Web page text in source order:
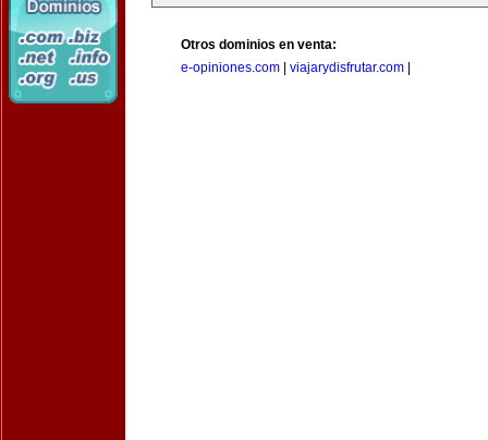
Otros dominios en venta:
e-opiniones.com
viajarydisfrutar.com